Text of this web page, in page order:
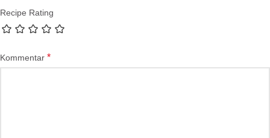
Recipe Rating
Kommentar *